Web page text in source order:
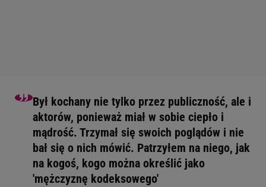
Był kochany nie tylko przez publiczność, ale i
aktorów, ponieważ miał w sobie ciepło i
mądrość. Trzymał się swoich poglądów i nie
bał się o nich mówić. Patrzyłem na niego, jak
na kogoś, kogo można określić jako
'mężczyznę kodeksowego'